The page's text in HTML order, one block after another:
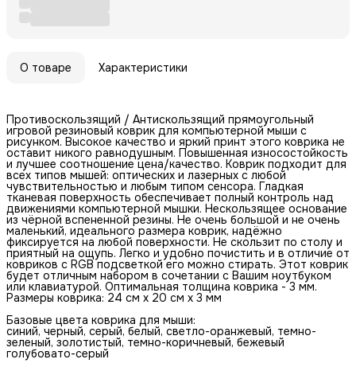
О товаре Характеристики
Противоскользящий / Антискользящий прямоугольный
игровой резиновый коврик для компьютерной мыши с
рисунком. Высокое качество и яркий принт этого коврика не
оставит никого равнодушным. Повышенная износостойкость
и лучшее соотношение цена/качество. Коврик подходит для
всех типов мышей: оптических и лазерных с любой
чувствительностью и любым типом сенсора. Гладкая
тканевая поверхность обеспечивает полный контроль над
движениями компьютерной мышки. Нескользящее основание
из чёрной вспененной резины. Не очень большой и не очень
маленький, идеального размера коврик, надёжно
фиксируется на любой поверхности. Не скользит по столу и
приятный на ощупь. Легко и удобно почистить и в отличие от
ковриков с RGB подсветкой его можно стирать. Этот коврик
будет отличным набором в сочетании с Вашим ноутбуком
или клавиатурой. Оптимальная толщина коврика - 3 мм.
Размеры коврика: 24 см x 20 см x 3 мм
Базовые цвета коврика для мыши:
синий, черный, серый, белый, светло-оранжевый, темно-
зеленый, золотистый, темно-коричневый, бежевый
голубовато-серый